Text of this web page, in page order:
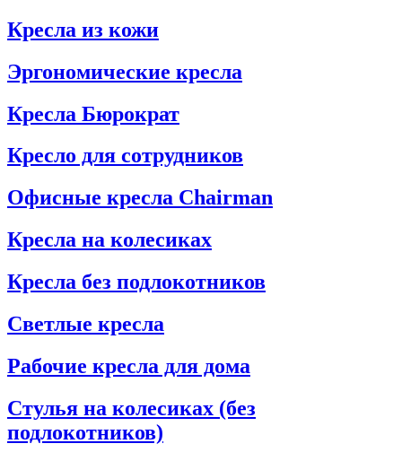
Кресла из кожи
Эргономические кресла
Кресла Бюрократ
Кресло для сотрудников
Офисные кресла Chairman
Кресла на колесиках
Кресла без подлокотников
Светлые кресла
Рабочие кресла для дома
Стулья на колесиках (без
подлокотников)